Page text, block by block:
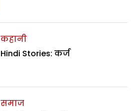
कहानी
Hindi Stories: कर्ज
समाज